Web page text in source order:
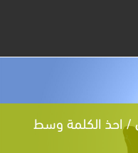
/ احذ الكلمة وسط